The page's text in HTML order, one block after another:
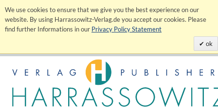
We use cookies to ensure that we give you the best experience on our
website. By using Harrassowitz-Verlag.de you accept our cookies. Please
find further Informations in our Privacy Policy Statement
ok